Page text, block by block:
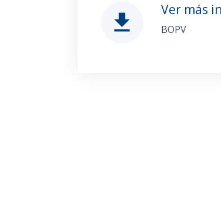
file_download Ver más
BOPV